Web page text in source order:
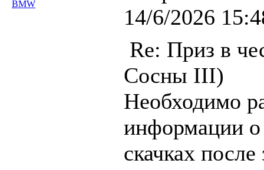
BMW
14/6/2026
Re: Приз в
Сосны III)
Необходимо
информации о
скачках